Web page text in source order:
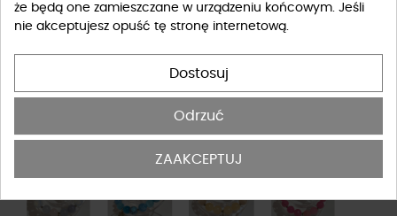
że będą one zamieszczane w urządzeniu końcowym. Jeśli
nie akceptujesz opuść tę stronę internetową.
Dostosuj
Odrzuć
ZAAKCEPTUJ